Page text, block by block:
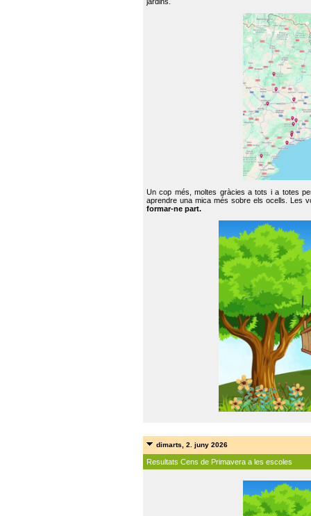
Un cop més, moltes gràcies a tots i a totes
aprendre una mica més sobre els ocells. Les
formar-ne part.
dimarts, 2. juny 2026
Resultats Cens de Primavera a les escoles